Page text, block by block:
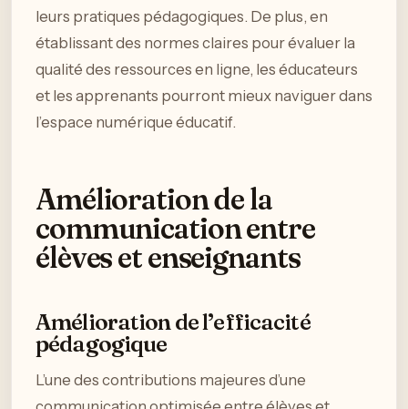
leurs pratiques pédagogiques. De plus, en
établissant des normes claires pour évaluer la
qualité des ressources en ligne, les éducateurs
et les apprenants pourront mieux naviguer dans
l’espace numérique éducatif.
Amélioration de la
communication entre
élèves et enseignants
Amélioration de l’efficacité
pédagogique
L’une des contributions majeures d’une